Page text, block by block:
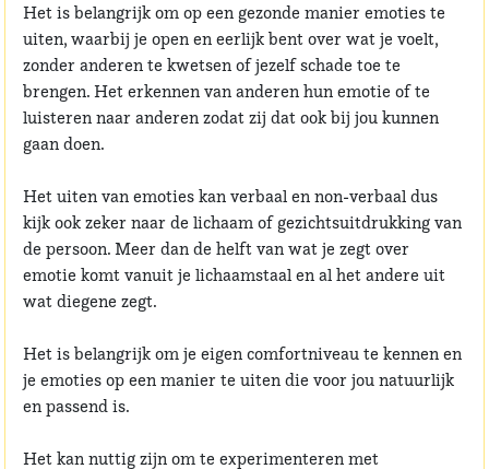
Het is belangrijk om op een gezonde manier emoties te
uiten, waarbij je open en eerlijk bent over wat je voelt,
zonder anderen te kwetsen of jezelf schade toe te
brengen. Het erkennen van anderen hun emotie of te
luisteren naar anderen zodat zij dat ook bij jou kunnen
gaan doen.
Het uiten van emoties kan verbaal en non-verbaal dus
kijk ook zeker naar de lichaam of gezichtsuitdrukking van
de persoon. Meer dan de helft van wat je zegt over
emotie komt vanuit je lichaamstaal en al het andere uit
wat diegene zegt.
Het is belangrijk om je eigen comfortniveau te kennen en
je emoties op een manier te uiten die voor jou natuurlijk
en passend is.
Het kan nuttig zijn om te experimenteren met